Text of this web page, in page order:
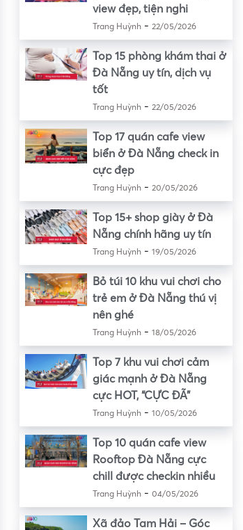
view đẹp, tiện nghi
Trang Huỳnh- 22/05/2026
Top 15 phòng khám thai ở
Đà Nẵng uy tín, dịch vụ
tốt
Trang Huỳnh- 22/05/2026
Top 17 quán cafe view
biển ở Đà Nẵng check in
cực đẹp
Trang Huỳnh- 20/05/2026
Top 15+ shop giày ở Đà
Nẵng chính hãng uy tín
Trang Huỳnh- 19/05/2026
Bỏ túi 10 khu vui chơi cho
trẻ em ở Đà Nẵng thú vị
nên ghé
Trang Huỳnh- 18/05/2026
Top 7 khu vui chơi cảm
giác mạnh ở Đà Nẵng
cực HOT, “CỰC ĐÃ”
Trang Huỳnh- 10/05/2026
Top 10 quán cafe view
Rooftop Đà Nẵng cực
chill được checkin nhiều
Trang Huỳnh- 04/05/2026
Xã đảo Tam Hải – Góc